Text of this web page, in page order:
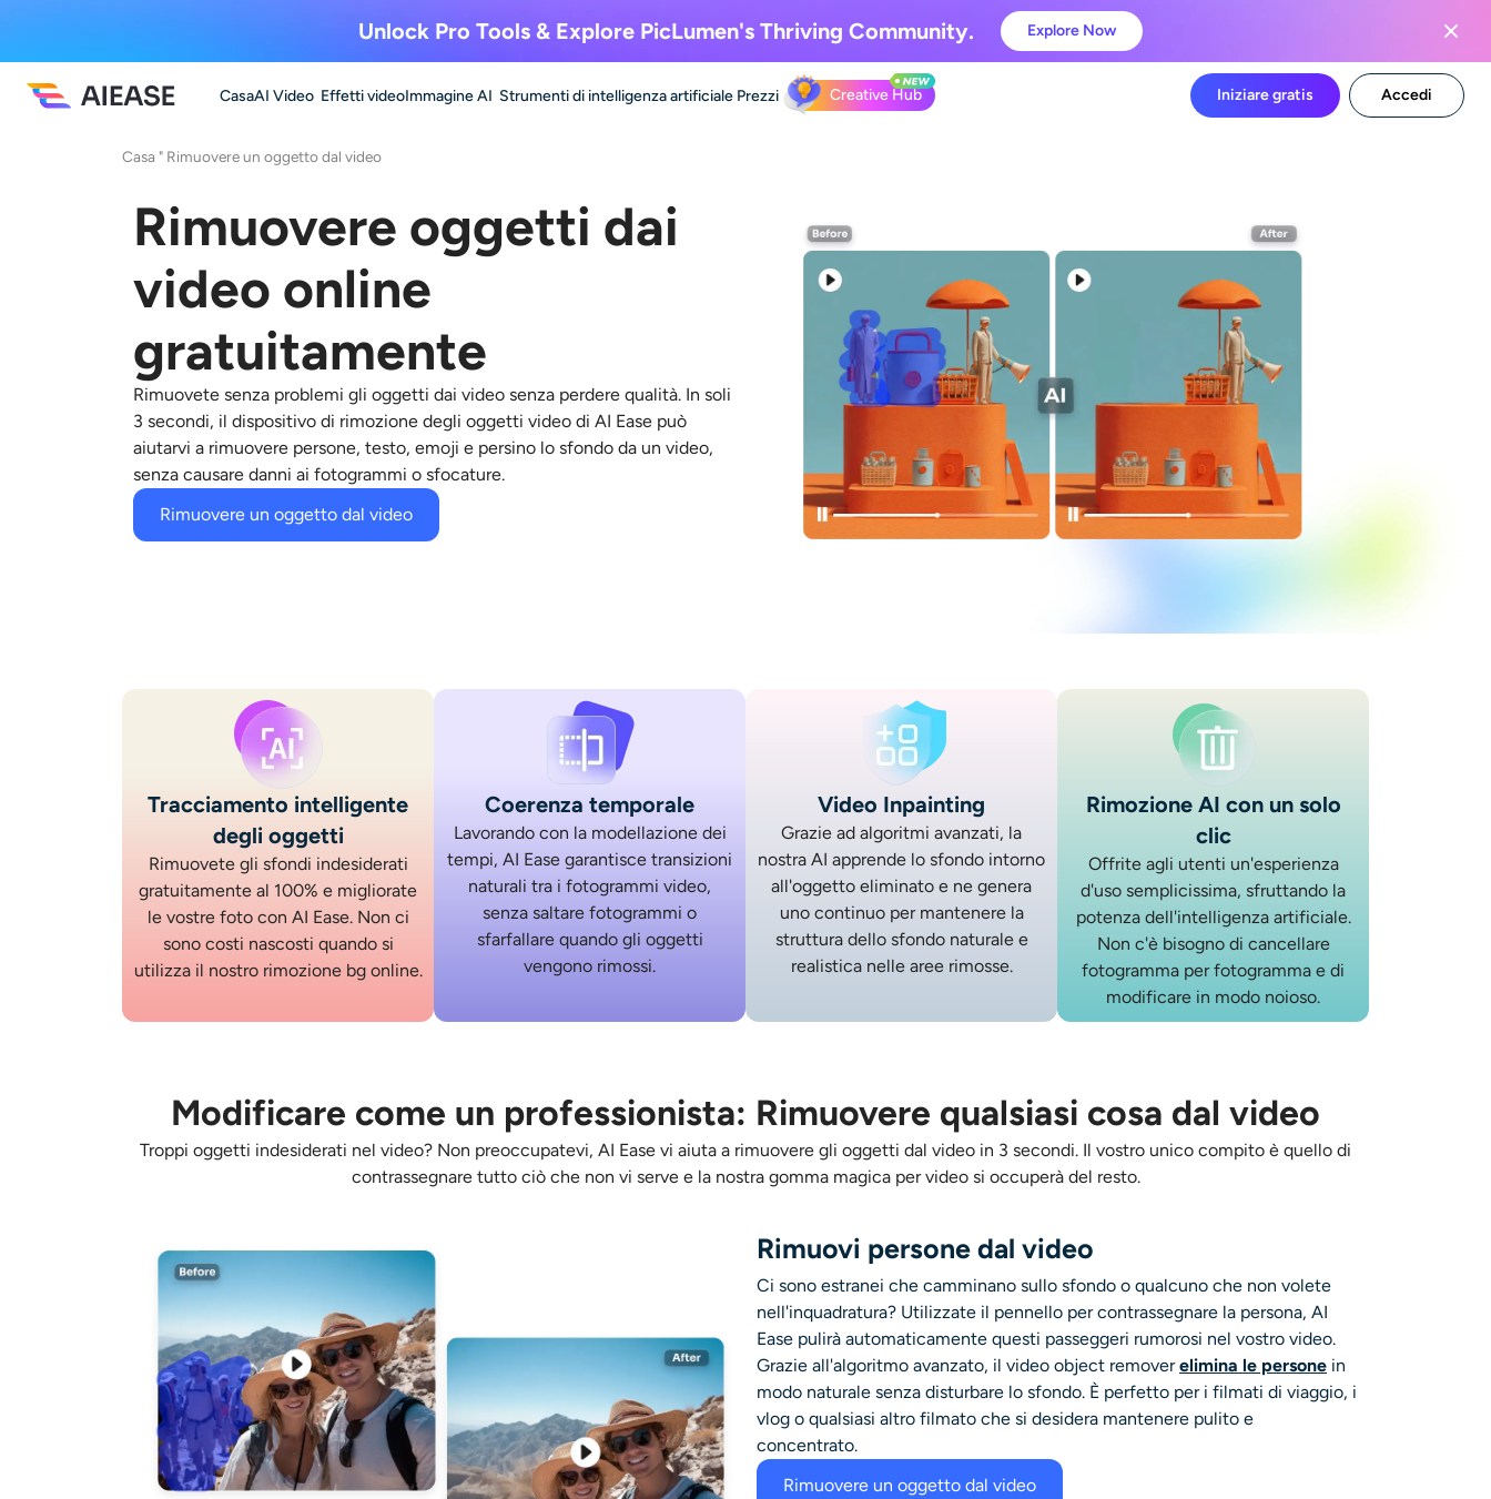
Unlock Pro Tools & ExplorePicLumen's Thriving Community. Explore Now
CasaAI Video Effetti videoImmagine AI Strumenti di intelligenza artificiale Prezzi Creative Hub Iniziare gratis Accedi
Casa " Rimuovere un oggetto dal video
Rimuovere oggetti dai
video online
gratuitamente
Rimuovete senza problemi gli oggetti dai video senza perdere qualità. In soli
3 secondi, il dispositivo di rimozione degli oggetti video di AI Ease può
aiutarvi a rimuovere persone, testo, emoji e persino lo sfondo da un video,
senza causare danni ai fotogrammi o sfocature.
Rimuovere un oggetto dal video
Tracciamento intelligente
degli oggetti
Rimuovete gli sfondi indesiderati
gratuitamente al 100% e migliorate
le vostre foto con AI Ease. Non ci
sono costi nascosti quando si
utilizza il nostro rimozione bg online.
Coerenza temporale
Lavorando con la modellazione dei
tempi, AI Ease garantisce transizioni
naturali tra i fotogrammi video,
senza saltare fotogrammi o
sfarfallare quando gli oggetti
vengono rimossi.
Video Inpainting
Grazie ad algoritmi avanzati, la
nostra AI apprende lo sfondo intorno
all'oggetto eliminato e ne genera
uno continuo per mantenere la
struttura dello sfondo naturale e
realistica nelle aree rimosse.
Rimozione AI con un solo
clic
Offrite agli utenti un'esperienza
d'uso semplicissima, sfruttando la
potenza dell'intelligenza artificiale.
Non c'è bisogno di cancellare
fotogramma per fotogramma e di
modificare in modo noioso.
Modificare come un professionista: Rimuovere qualsiasi cosa dal video
Troppi oggetti indesiderati nel video? Non preoccupatevi, AI Ease vi aiuta a rimuovere gli oggetti dal video in 3 secondi. Il vostro unico compito è quello di
contrassegnare tutto ciò che non vi serve e la nostra gomma magica per video si occuperà del resto.
Rimuovi persone dal video
Ci sono estranei che camminano sullo sfondo o qualcuno che non volete
nell'inquadratura? Utilizzate il pennello per contrassegnare la persona, AI
Ease pulirà automaticamente questi passeggeri rumorosi nel vostro video.
Grazie all'algoritmo avanzato, il video object removerelimina le persone in
modo naturale senza disturbare lo sfondo. È perfetto per i filmati di viaggio, i
vlog o qualsiasi altro filmato che si desidera mantenere pulito e
concentrato.
Rimuovere un oggetto dal video